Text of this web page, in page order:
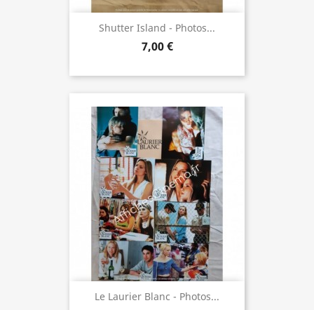
Shutter Island - Photos...
7,00 €
Le Laurier Blanc - Photos...